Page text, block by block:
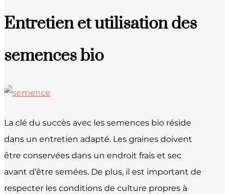
Entretien et utilisation des
semences bio
La clé du succès avec les semences bio réside
dans un entretien adapté. Les graines doivent
être conservées dans un endroit frais et sec
avant d’être semées. De plus, il est important de
respecter les conditions de culture propres à